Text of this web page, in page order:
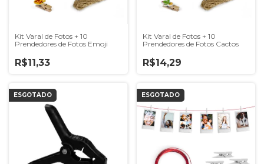
Kit Varal de Fotos + 10
Prendedores de Fotos Emoji
R$11,33
Kit Varal de Fotos + 10
Prendedores de Fotos Cactos
R$14,29
ESGOTADO ESGOTADO